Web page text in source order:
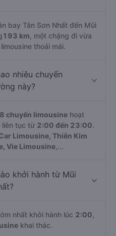
bay Tân Sơn Nhất đến Mũi
193 km , một chặng đi vừa
thoải mái.
nhiêu chuyến
này?
chuyến limousine hoạt
liên tục từ 2:00 đến 23:00.
Limousine, Thiên Kim
Vie Limousine ,...
khởi hành từ Mũi
nhất khởi hành lúc 2:00
khai thác.